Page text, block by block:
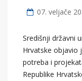
07. veljače
Središnji državni
Hrvatske objavio
potreba i
Republike